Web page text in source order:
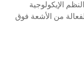
الإيكولوجية
من الأشعة فوق